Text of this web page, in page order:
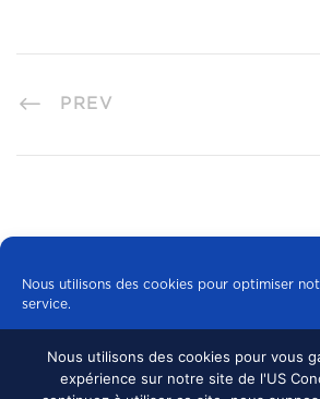
Nous utilisons des cookies pour optimiser
service.
Tous les cookies
PREV
© 2024 US CONCARNEAU,
Nous utilisons des cookies pour vous
expérience sur notre site de l'US